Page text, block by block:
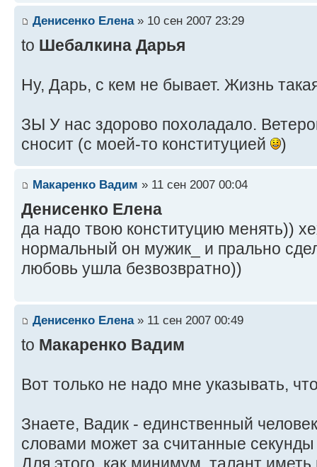
Денисенко Елена» 10 сен 2007 23:29
to Шебалкина Дарья
Ну, Дарь, с кем не бывает. Жизнь
ЗЫ У нас здорово похоладало.
сносит (с моей-то конституцией
)
Макаренко Вадим » 11 сен 2007 00:04
Денисенко Елена
да надо твою конституцию менять))
нормальный он мужик_ и прально
любовь ушла безвозвратно))
Денисенко Елена» 11 сен 2007 00:49
to Макаренко Вадим
Вот только не надо мне указывать,
Знаете, Вадик - единственный
словами может за считанные
Для этого, как минимум, талант иметь